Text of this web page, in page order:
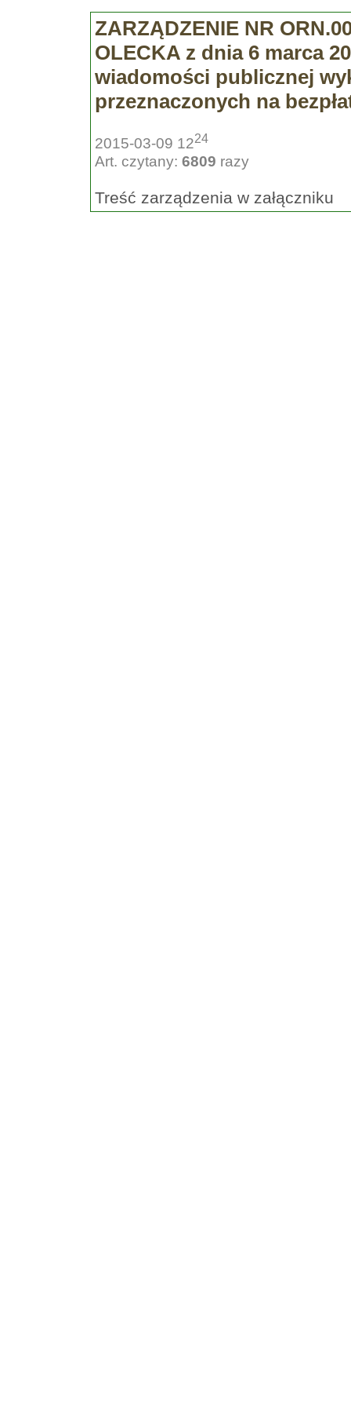
ZARZĄDZENIE NR
OLECKA z dnia 6 marca
wiadomości publicznej
przeznaczonych na
2015-03-09 1224
Art. czytany: 6809 razy
Treść zarządzenia w załączniku